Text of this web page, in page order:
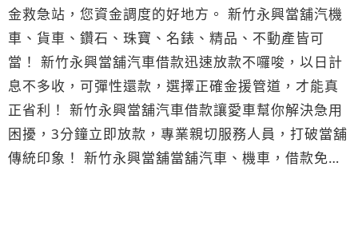
金救急站，您資金調度的好地方。 新竹永興當舖汽機
車、貨車、鑽石、珠寶、名錶、精品、不動產皆可
當！ 新竹永興當舖汽車借款迅速放款不囉唆，以日計
息不多收，可彈性還款，選擇正確金援管道，才能真
正省利！ 新竹永興當舖汽車借款讓愛車幫你解決急用
困擾，3分鐘立即放款，專業親切服務人員，打破當舖
傳統印象！ 新竹永興當舖當舖汽車、機車，借款免留